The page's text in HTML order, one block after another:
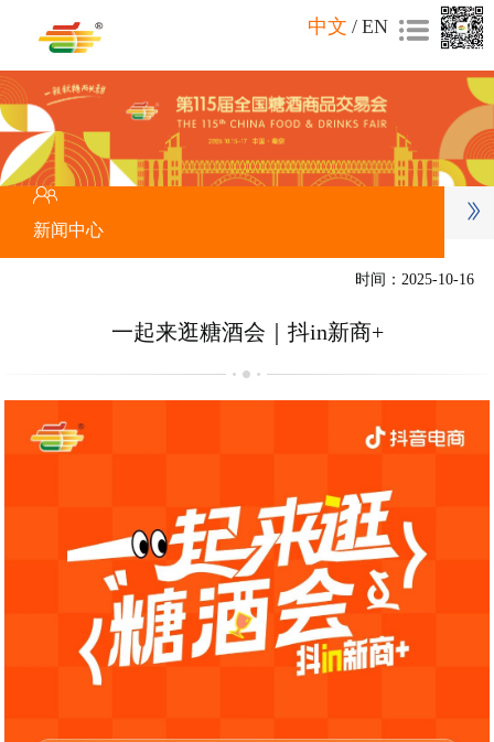
中文 / EN
新闻中心
时间：2025-10-16
一起来逛糖酒会｜抖in新商+